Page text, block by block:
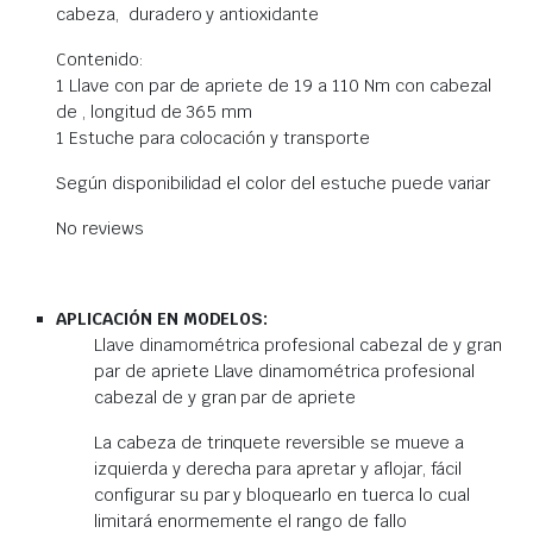
cabeza, duradero y antioxidante
Contenido:
1 Llave con par de apriete de 19 a 110 Nm con cabezal
de , longitud de 365 mm
1 Estuche para colocación y transporte
Según disponibilidad el color del estuche puede variar
No reviews
APLICACIÓN EN MODELOS:
Llave dinamométrica profesional cabezal de y gran
par de apriete Llave dinamométrica profesional
cabezal de y gran par de apriete
La cabeza de trinquete reversible se mueve a
izquierda y derecha para apretar y aflojar, fácil
configurar su par y bloquearlo en tuerca lo cual
limitará enormemente el rango de fallo